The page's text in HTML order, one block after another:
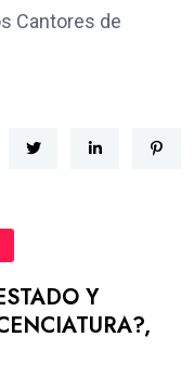
Cantores de
Y